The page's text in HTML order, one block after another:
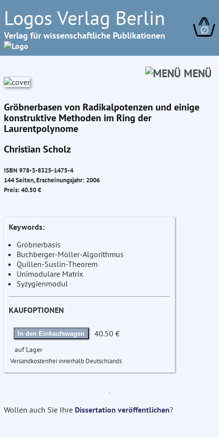
Logos Verlag Berlin
Verlag für wissenschaftliche Publikationen ∅
MENÜ
Gröbnerbasen von Radikalpotenzen und einige
konstruktive Methoden im Ring der
Laurentpolynome
Christian Scholz
ISBN 978-3-8325-1475-4
144 Seiten, Erscheinungsjahr: 2006
Preis: 40.50 €
Keywords:
Gröbnerbasis
Buchberger-Möller-Algorithmus
Quillen-Suslin-Theorem
Unimodulare Matrix
Syzygienmodul
KAUFOPTIONEN
In den Einkaufswagen 40.50 €
auf Lager
Versandkostenfrei innerhalb Deutschlands
Wollen auch Sie Ihre Dissertation veröffentlichen?